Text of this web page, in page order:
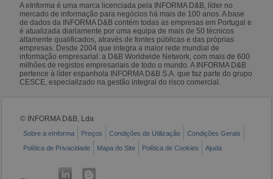
A eInforma é uma marca licenciada pela INFORMA D&B, líder no
mercado de informação para negócios há mais de 100 anos. A base
de dados da INFORMA D&B contém todas as empresas em Portugal e
é atualizada diariamente por uma equipa de mais de 50 técnicos
altamente qualificados, através de fontes públicas e das próprias
empresas. Desde 2004 que integra a maior rede mundial de
informação empresarial: a D&B Worldwide Network, com mais de 600
milhões de registos empresariais de todo o mundo. A INFORMA D&B
pertence à líder espanhola INFORMA D&B S.A. que faz parte do grupo
CESCE, especializado na gestão integral do risco comercial.
© INFORMA D&B, Lda
Sobre a eInforma Preços Condições de Utilização
Condições Gerais
Política de Privacidade
Mapa do Site Política de Cookies Ajuda